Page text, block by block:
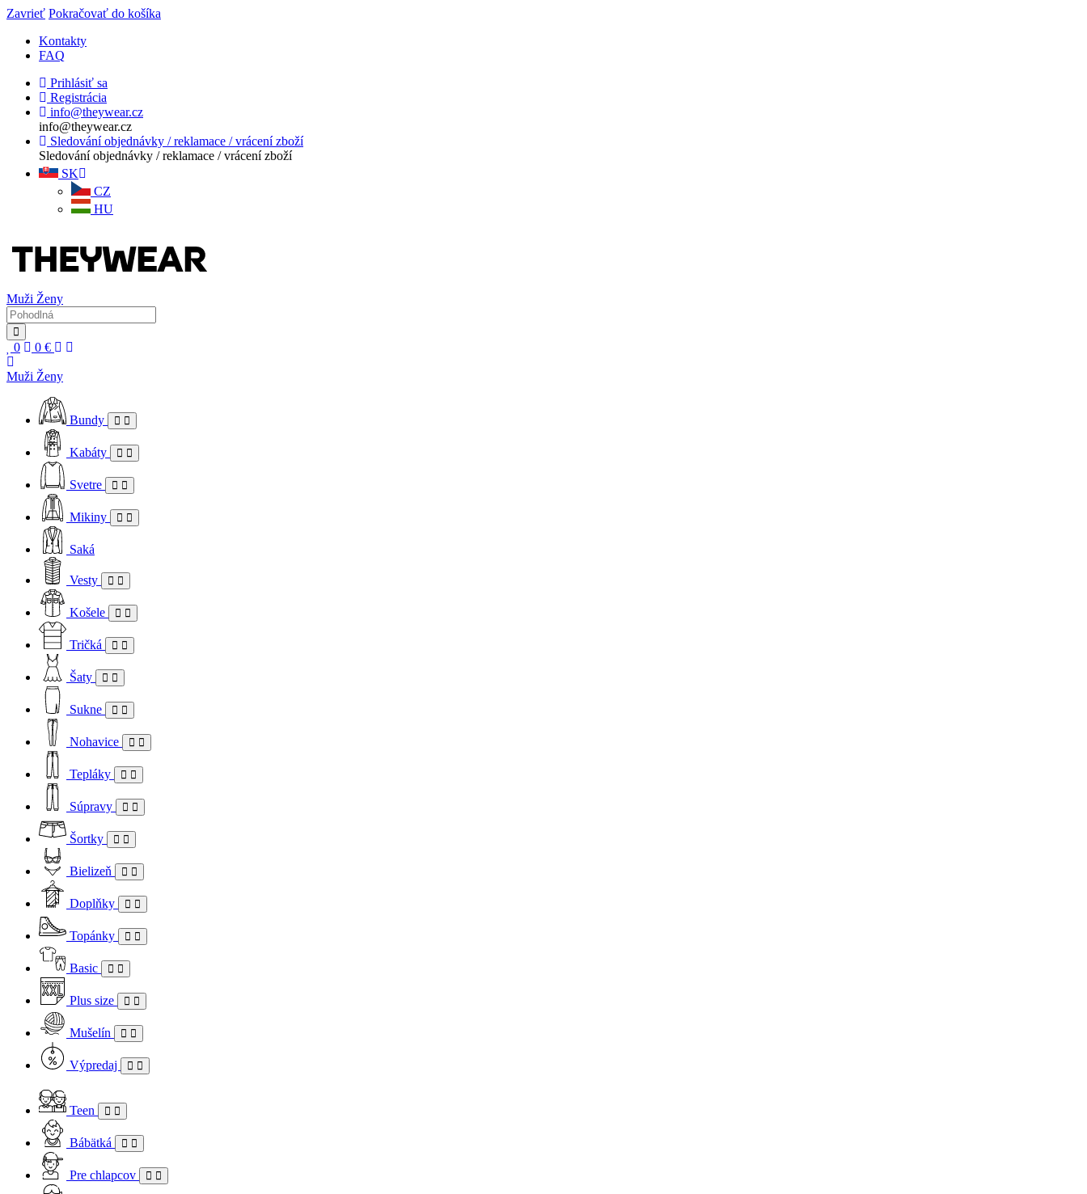
Zavrieť Pokračovať do košíka
Kontakty
FAQ
Prihlásiť sa
Registrácia
info@theywear.cz
info@theywear.cz
Sledování objednávky / reklamace / vrácení zboží
Sledování objednávky / reklamace / vrácení zboží
SK
CZ
HU
Muži Ženy
0 0 €
Muži Ženy
Bundy
Kabáty
Svetre
Mikiny
Saká
Vesty
Košele
Tričká
Šaty
Sukne
Nohavice
Tepláky
Súpravy
Šortky
Bielizeň
Doplňky
Topánky
Basic
Plus size
Mušelín
Výpredaj
Teen
Bábätká
Pre chlapcov